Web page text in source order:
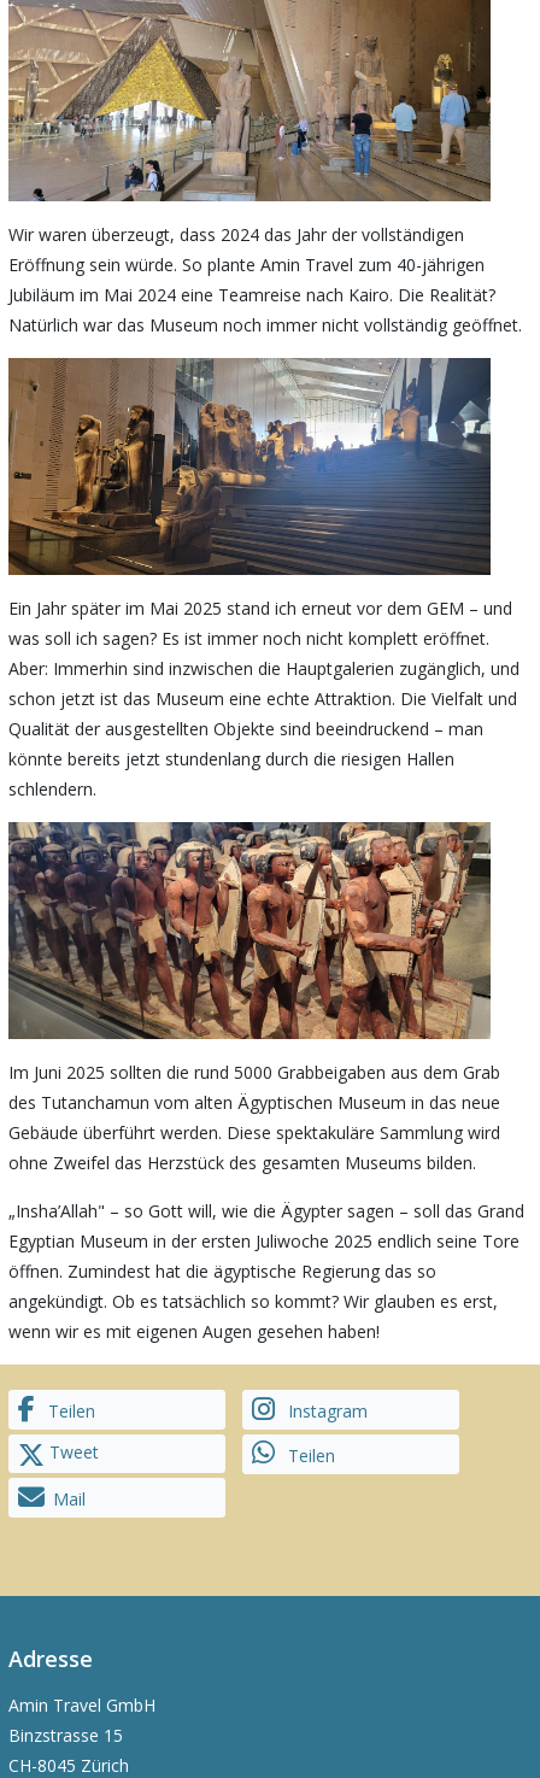
Wir waren überzeugt, dass 2024 das Jahr der vollständigen
Eröffnung sein würde. So plante Amin Travel zum 40-jährigen
Jubiläum im Mai 2024 eine Teamreise nach Kairo. Die Realität?
Natürlich war das Museum noch immer nicht vollständig geöffnet.
Ein Jahr später im Mai 2025 stand ich erneut vor dem GEM – und
was soll ich sagen? Es ist immer noch nicht komplett eröffnet.
Aber: Immerhin sind inzwischen die Hauptgalerien zugänglich, und
schon jetzt ist das Museum eine echte Attraktion. Die Vielfalt und
Qualität der ausgestellten Objekte sind beeindruckend – man
könnte bereits jetzt stundenlang durch die riesigen Hallen
schlendern.
Im Juni 2025 sollten die rund 5000 Grabbeigaben aus dem Grab
des Tutanchamun vom alten Ägyptischen Museum in das neue
Gebäude überführt werden. Diese spektakuläre Sammlung wird
ohne Zweifel das Herzstück des gesamten Museums bilden.
„Insha’Allah" – so Gott will, wie die Ägypter sagen – soll das Grand
Egyptian Museum in der ersten Juliwoche 2025 endlich seine Tore
öffnen. Zumindest hat die ägyptische Regierung das so
angekündigt. Ob es tatsächlich so kommt? Wir glauben es erst,
wenn wir es mit eigenen Augen gesehen haben!
Teilen
Instagram
Tweet
Teilen
Mail
Adresse
Amin Travel GmbH
Binzstrasse 15
CH-8045 Zürich